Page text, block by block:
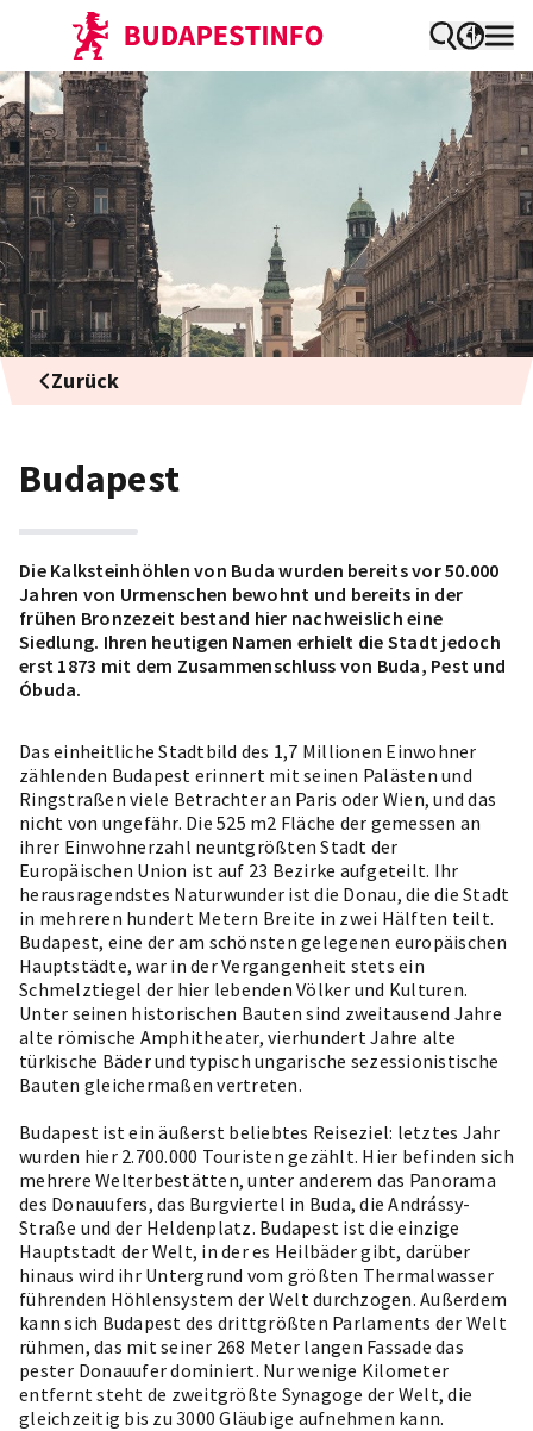
Zurück
Budapest
Die Kalksteinhöhlen von Buda wurden bereits vor 50.000
Jahren von Urmenschen bewohnt und bereits in der
frühen Bronzezeit bestand hier nachweislich eine
Siedlung. Ihren heutigen Namen erhielt die Stadt jedoch
erst 1873 mit dem Zusammenschluss von Buda, Pest und
Óbuda.
Das einheitliche Stadtbild des 1,7 Millionen Einwohner
zählenden Budapest erinnert mit seinen Palästen und
Ringstraßen viele Betrachter an Paris oder Wien, und das
nicht von ungefähr. Die 525 m2 Fläche der gemessen an
ihrer Einwohnerzahl neuntgrößten Stadt der
Europäischen Union ist auf 23 Bezirke aufgeteilt. Ihr
herausragendstes Naturwunder ist die Donau, die die Stadt
in mehreren hundert Metern Breite in zwei Hälften teilt.
Budapest, eine der am schönsten gelegenen europäischen
Hauptstädte, war in der Vergangenheit stets ein
Schmelztiegel der hier lebenden Völker und Kulturen.
Unter seinen historischen Bauten sind zweitausend Jahre
alte römische Amphitheater, vierhundert Jahre alte
türkische Bäder und typisch ungarische sezessionistische
Bauten gleichermaßen vertreten.
Budapest ist ein äußerst beliebtes Reiseziel: letztes Jahr
wurden hier 2.700.000 Touristen gezählt. Hier befinden sich
mehrere Welterbestätten, unter anderem das Panorama
des Donauufers, das Burgviertel in Buda, die Andrássy-
Straße und der Heldenplatz. Budapest ist die einzige
Hauptstadt der Welt, in der es Heilbäder gibt, darüber
hinaus wird ihr Untergrund vom größten Thermalwasser
führenden Höhlensystem der Welt durchzogen. Außerdem
kann sich Budapest des drittgrößten Parlaments der Welt
rühmen, das mit seiner 268 Meter langen Fassade das
pester Donauufer dominiert. Nur wenige Kilometer
entfernt steht de zweitgrößte Synagoge der Welt, die
gleichzeitig bis zu 3000 Gläubige aufnehmen kann.